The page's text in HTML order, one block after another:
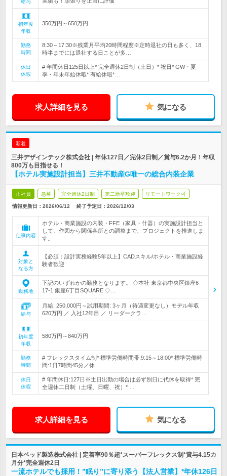
給与
初年度
年収
350万円～650万円
勤務
時間
8:30～17:30※残業月平均20時間程度※定時退社の日も多く、18
時半までには退社する日ことが多…
休日
休暇
# 年間休日125日以上* 完全週休2日制（土日）* 祝日* GW・夏
季・年末年始休暇* 有給休暇*…
求人詳細を見る 気になる
新着
三井デザインテック株式会社 | 年休127日／完休2日制／賞与6.2か月！年収
800万も目指せる！
【ホテル実施設計担当】三井不動産G唯一の総合内装企業
正社員 急募 完全週休2日制 第二新卒歓迎 リモートワーク可
情報更新日：2026/06/12 終了予定日： 2026/12/03
仕事内容
ホテル・商業施設の内装・FFE（家具・什器）の実施設計担当と
して、作図から関係各所との調整まで、プロジェクトを推進しま
す。
対象と
なる方
【必須：設計実務経験5年以上】CADスキル/ホテル・商業施設経
験者歓迎
勤務地
下記のいずれかの勤務となります。 ◇本社 東京都中央区銀座6-
17-1 銀座6丁目SQUARE ◇…
給与
月給: 250,000円～試用期間: 3ヶ月（待遇変更なし）モデル年収
620万円 ／ 入社12年目 ／ リーダークラ…
初年度
年収
580万円～840万円
勤務
時間
# フレックスタイム制* 標準労働時間帯:9:15～18:00* 標準労働時
間:1日7時間45分／休…
休日
休暇
# 年間休日:127日※土日出勤の場合は必ず別日に代休を取得* 完
全週休二日制（土曜、日曜、祝）* …
求人詳細を見る 気になる
日本ベッド製造株式会社 | 定着率90％超*スーパーフレックス制*賞与4.15カ
月分*完全週休2日
一流ホテルでも採用！”眠り”に寄り添う【法人営業】*年休126日